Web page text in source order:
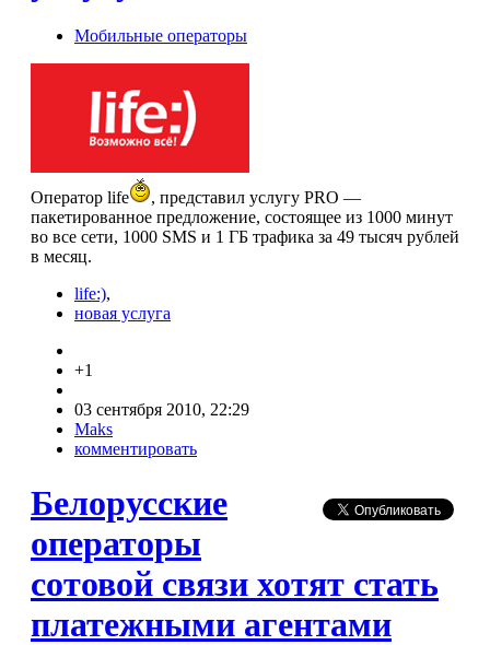
Мобильные операторы
Оператор life
, представил услугу PRO —
пакетированное предложение, состоящее из 1000 минут
во все сети, 1000 SMS и 1 ГБ трафика за 49 тысяч рублей
в месяц.
life:),
новая услуга
+1
03 сентября 2010, 22:29
Maks
комментировать
Белорусские
операторы
сотовой связи хотят стать
платежными агентами